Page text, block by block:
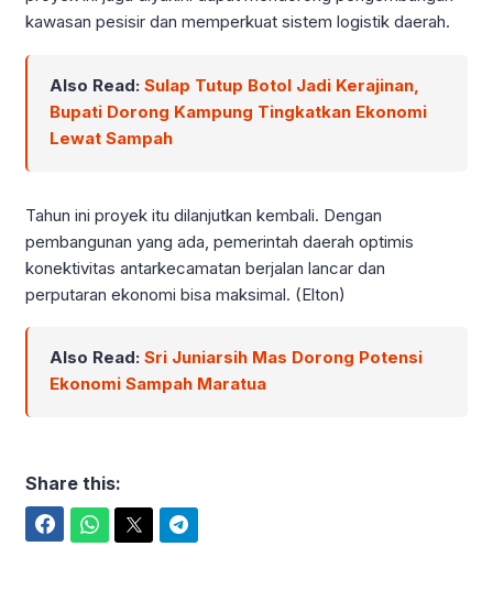
kawasan pesisir dan memperkuat sistem logistik daerah.
Also Read: Sulap Tutup Botol Jadi Kerajinan,
Bupati Dorong Kampung Tingkatkan Ekonomi
Lewat Sampah
Tahun ini proyek itu dilanjutkan kembali. Dengan
pembangunan yang ada, pemerintah daerah optimis
konektivitas antarkecamatan berjalan lancar dan
perputaran ekonomi bisa maksimal. (Elton)
Also Read: Sri Juniarsih Mas Dorong Potensi
Ekonomi Sampah Maratua
Share this: